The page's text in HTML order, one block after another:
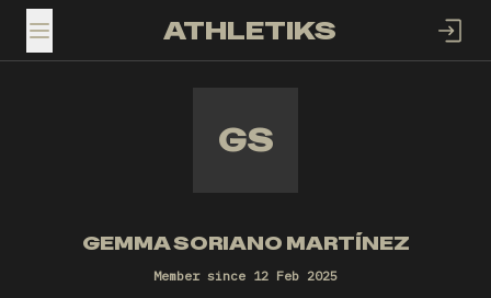
TOGGLE MENUATHLETIKS
GS
GEMMA SORIANO MARTÍNEZ
Member since 12 Feb 2025